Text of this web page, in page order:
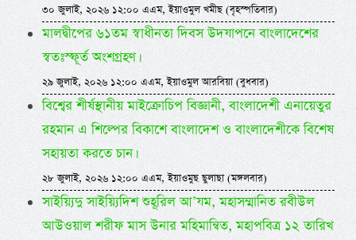
৩০ জুলাই, ২০২৬ ১২:০০ এএম, ইয়াওমুল খমীছ (বৃহস্পতিবার)
মালদ্বীপের ৬১তম স্বাধীনতা দিবস উদযাপনে বাংলাদেশের
স্বতঃস্ফূর্ত অংশগ্রহণ।
২৯ জুলাই, ২০২৬ ১২:০০ এএম, ইয়াওমুল আরবিয়া (বুধবার)
বিশ্বের শীর্ষস্থানীয় মাইক্রোচিপ বিজ্ঞানী, বাংলাদেশী এনায়েতুর
রহমান এ শিল্পের বিকাশে বাংলাদেশ ও বাংলাদেশীকে বিশেষ
সহায়তা করতে চান।
২৮ জুলাই, ২০২৬ ১২:০০ এএম, ইয়াওমুছ ছুলাছা (মঙ্গলবার)
সাইয়্যিদু সাইয়্যিদিশ শুহূরিল আ’যম, মহাসম্মানিত রবীউল
আউওয়াল শরীফ মাস উনার মহিমান্বিত, মহাপবিত্র ১২ তারিখ